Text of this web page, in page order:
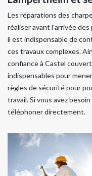
Les réparations des
réaliser avant l'arrivée
il est indispensable de
ces travaux complexes.
confiance à Castel
indispensables pour
règles de sécurité pour
travail. Si vous avez
téléphoner directement.